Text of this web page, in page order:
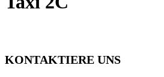
KONTAKTIERE UNS